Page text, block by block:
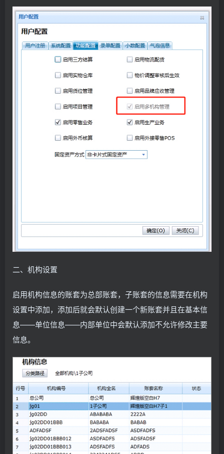
二、机构设置
启用机构信息的账套为总部账套，子账套的信息需要在机构
设置中添加，添加后就会默认创建一个新账套并且在基本信
息——单位信息——内部单位中会默认添加不允许修改主要
信息。